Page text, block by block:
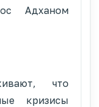
Адханом
что
кризисы